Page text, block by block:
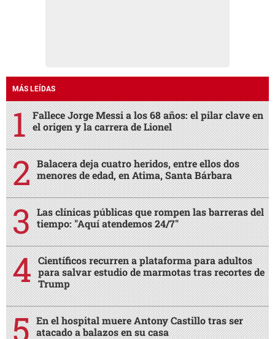
MÁS LEÍDAS
Fallece Jorge Messi a los 68 años: el pilar clave en
el origen y la carrera de Lionel
Balacera deja cuatro heridos, entre ellos dos
menores de edad, en Atima, Santa Bárbara
Las clínicas públicas que rompen las barreras del
tiempo: "Aquí atendemos 24/7"
Científicos recurren a plataforma para adultos
para salvar estudio de marmotas tras recortes de
Trump
En el hospital muere Antony Castillo tras ser
atacado a balazos en su casa